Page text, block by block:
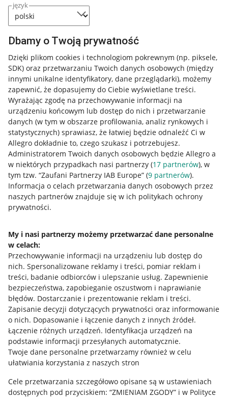
język
Dbamy o Twoją prywatność
Dzięki plikom cookies i technologiom pokrewnym (np. piksele,
SDK) oraz przetwarzaniu Twoich danych osobowych (między
innymi unikalne identyfikatory, dane przeglądarki), możemy
zapewnić, że dopasujemy do Ciebie wyświetlane treści.
Wyrażając zgodę na przechowywanie informacji na
urządzeniu końcowym lub dostęp do nich i przetwarzanie
danych (w tym w obszarze profilowania, analiz rynkowych i
statystycznych) sprawiasz, że łatwiej będzie odnaleźć Ci w
Allegro dokładnie to, czego szukasz i potrzebujesz.
Administratorem Twoich danych osobowych będzie Allegro a
w niektórych przypadkach nasi partnerzy (17 partnerów), w
tym tzw. “Zaufani Partnerzy IAB Europe” (9 partnerów).
Informacja o celach przetwarzania danych osobowych przez
naszych partnerów znajduje się w ich politykach ochrony
prywatności.
My i nasi partnerzy możemy przetwarzać dane personalne
w celach:
Przechowywanie informacji na urządzeniu lub dostęp do
nich. Spersonalizowane reklamy i treści, pomiar reklam i
treści, badanie odbiorców i ulepszanie usług. Zapewnienie
bezpieczeństwa, zapobieganie oszustwom i naprawianie
błędów. Dostarczanie i prezentowanie reklam i treści.
Zapisanie decyzji dotyczących prywatności oraz informowanie
o nich. Dopasowanie i łączenie danych z innych źródeł.
Łączenie różnych urządzeń. Identyfikacja urządzeń na
podstawie informacji przesyłanych automatycznie.
Twoje dane personalne przetwarzamy również w celu
ułatwiania korzystania z naszych stron
Cele przetwarzania szczegółowo opisane są w ustawieniach
dostępnych pod przyciskiem: “ZMIENIAM ZGODY” i w Polityce
Przydatne informacje
Jak to działa
Allegro Gadane dla sprzedających
Allegro Gadane dla kupujących
Mapa miejscowości
Informacje prawne
Regulamin
Polityka plików "cookies"
Ustawienia plików "cookies"
Udostępnianie lokalizacji